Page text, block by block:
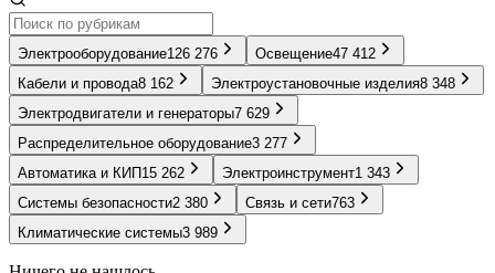
Электрооборудование126 276 Освещение47 412
Кабели и провода8 162 Электроустановочные изделия8 348
Электродвигатели и генераторы7 629
Распределительное оборудование3 277
Автоматика и КИП 15 262 Электроинструмент1 343
Системы безопасности2 380 Связь и сети763
Климатические системы3 989